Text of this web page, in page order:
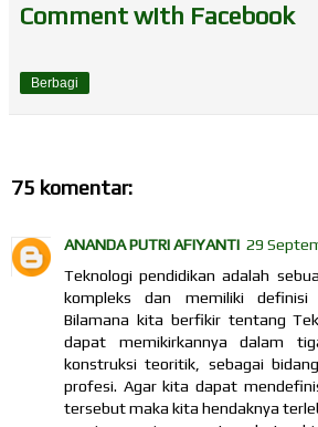
Comment with Facebook
Berbagi
75 komentar:
ANANDA PUTRI AFIYANTI 29
Teknologi pendidikan adalah
kompleks dan memiliki definisi
Bilamana kita berfikir tentang
dapat memikirkannya dalam
konstruksi teoritik, sebagai
profesi. Agar kita dapat
tersebut maka kita hendaknya